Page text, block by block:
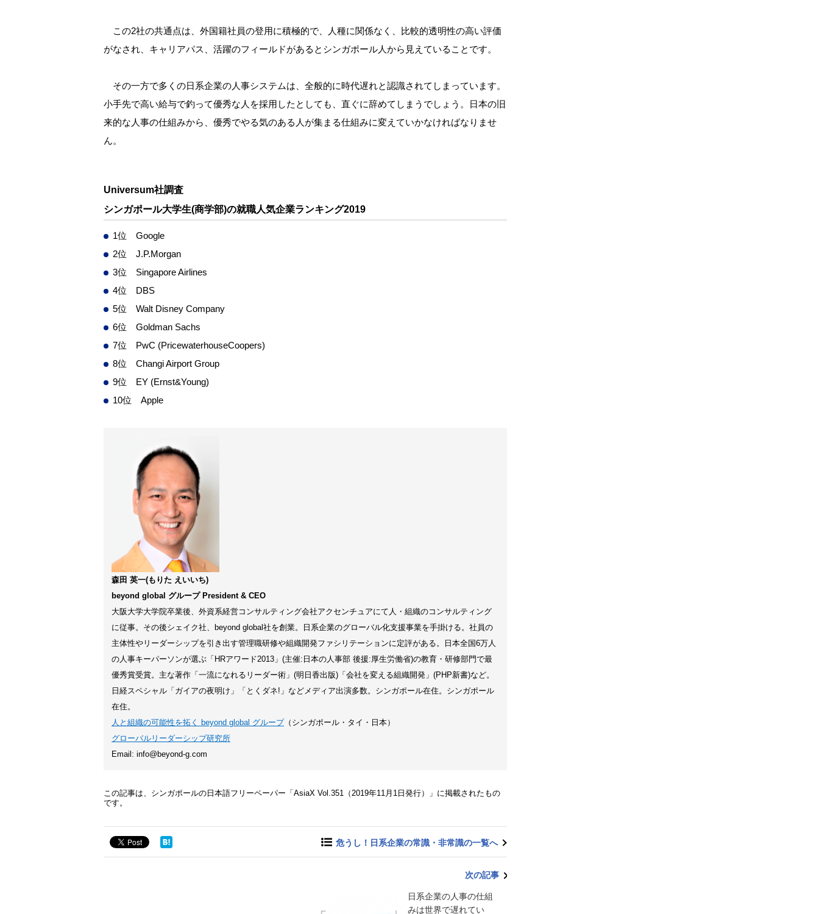
この2社の共通点は、外国籍社員の登用に積極的で、人種に関係なく、比較的透明性の高い評価
がなされ、キャリアパス、活躍のフィールドがあるとシンガポール人から見えていることです。
その一方で多くの日系企業の人事システムは、全般的に時代遅れと認識されてしまっています。
小手先で高い給与で釣って優秀な人を採用したとしても、直ぐに辞めてしまうでしょう。日本の旧
来的な人事の仕組みから、優秀でやる気のある人が集まる仕組みに変えていかなければなりませ
ん。
Universum社調査
シンガポール大学生(商学部)の就職人気企業ランキング2019
1位 Google
2位 J.P.Morgan
3位 Singapore Airlines
4位 DBS
5位 Walt Disney Company
6位 Goldman Sachs
7位 PwC (PricewaterhouseCoopers)
8位 Changi Airport Group
9位 EY (Ernst&Young)
10位 Apple
森田 英一(もりた えいいち)
beyond global グループ President & CEO
大阪大学大学院卒業後、外資系経営コンサルティング会社アクセンチュアにて人・組織のコンサルティング
に従事。その後シェイク社、beyond global社を創業。日系企業のグローバル化支援事業を手掛ける。社員の
主体性やリーダーシップを引き出す管理職研修や組織開発ファシリテーションに定評がある。日本全国6万人
の人事キーパーソンが選ぶ「HRアワード2013」(主催:日本の人事部 後援:厚生労働省)の教育・研修部門で最
優秀賞受賞。主な著作「一流になれるリーダー術」(明日香出版)「会社を変える組織開発」(PHP新書)など。
日経スペシャル「ガイアの夜明け」「とくダネ!」などメディア出演多数。シンガポール在住。シンガポール
在住。
人と組織の可能性を拓く beyond global グループ（シンガポール・タイ・日本）
グローバルリーダーシップ研究所
Email: info@beyond-g.com
この記事は、シンガポールの日本語フリーペーパー「AsiaX Vol.351（2019年11月1日発行）」に掲載されたもの
です。
危うし！日系企業の常識・非常識の一覧へ
次の記事
日系企業の人事の仕組
みは世界で遅れてい